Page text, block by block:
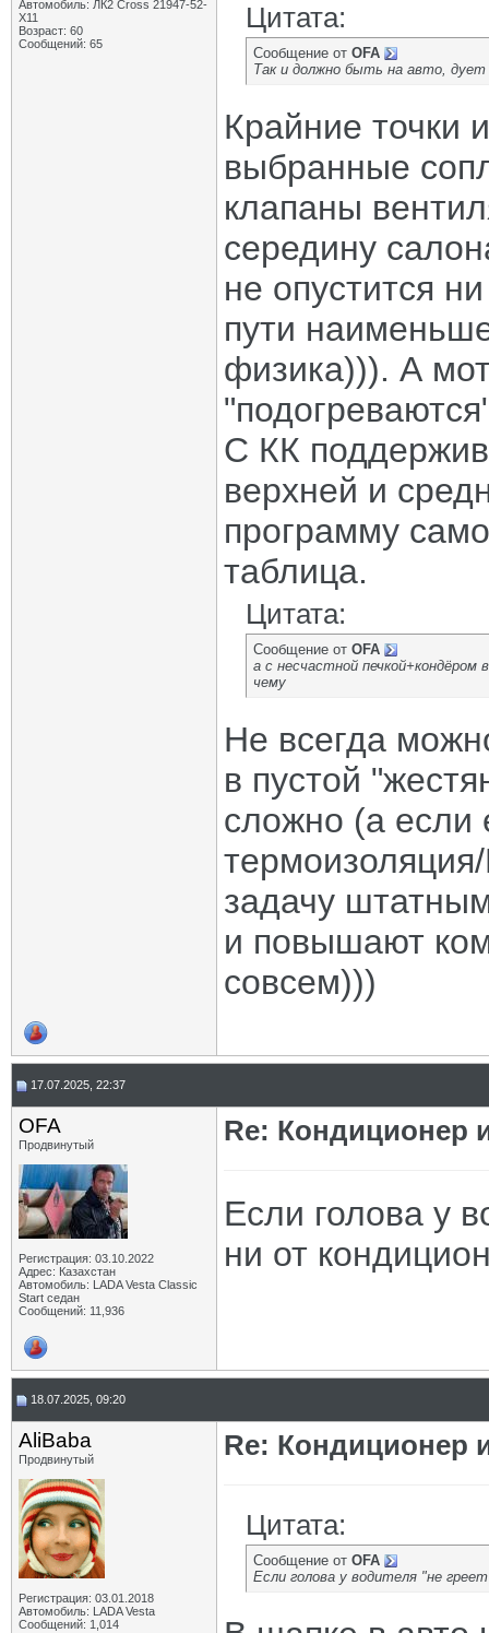
Автомобиль: ЛК2 Cross 21947-52-
X11
Возраст: 60
Сообщений: 65
Цитата:
Сообщение от OFA
Так и должно быть на авто,
Крайние точки
выбранные
клапаны
середину
не опустится
пути
физика))). А
С КК
верхней и
программу
таблица.
Цитата:
Сообщение от OFA
а с несчастной
чему
Не всегда
в пустой
сложно (а
задачу
и повышают
совсем)))
17.07.2025, 22:37
OFA
Продвинутый
Регистрация: 03.10.2022
Адрес: Казахстан
Автомобиль: LADA Vesta Classic
Start седан
Сообщений: 11,936
Re: Кондиционер
Если голова у
ни от
18.07.2025, 09:20
AliBaba
Продвинутый
Регистрация: 03.01.2018
Автомобиль: LADA Vesta
Сообщений: 1,014
Re: Кондиционер
Цитата:
Сообщение от OFA
Если голова у водителя "не